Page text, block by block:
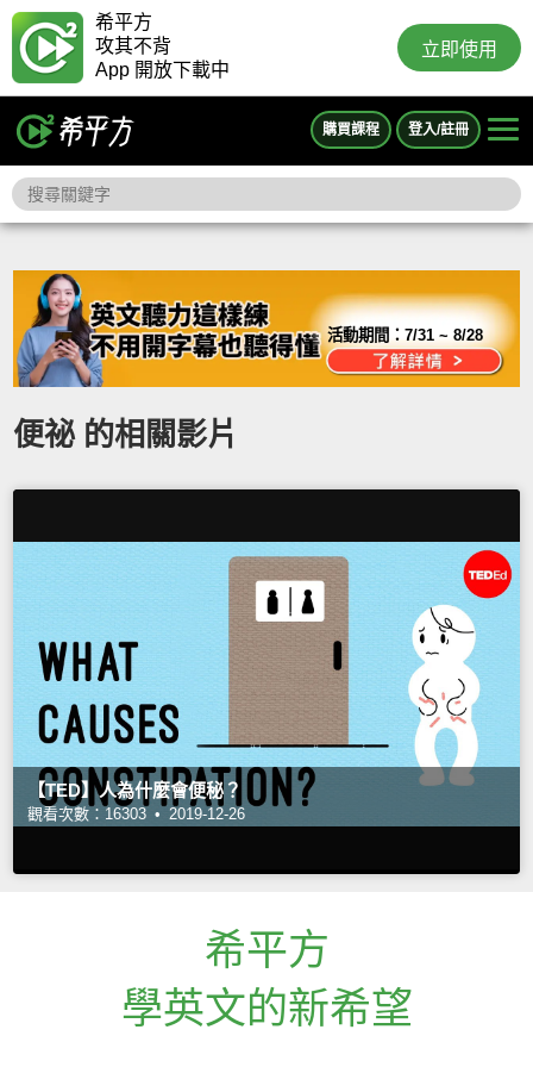
希平方
攻其不背
App 開放下載中
立即使用
購買課程 登入/註冊
活動期間：7/31 ~ 8/28
便祕 的相關影片
【TED】人為什麼會便秘？
觀看次數：16303 • 2019-12-26
希平方
學英文的新希望